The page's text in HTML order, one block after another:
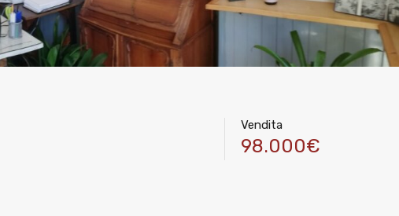
Vendita
98.000€